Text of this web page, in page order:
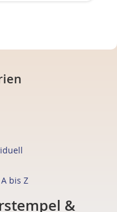
bis Z
&